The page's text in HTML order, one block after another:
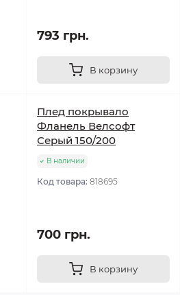
793 грн.
В корзину
Плед покрывало
Фланель Велсофт
Серый 150/200
В наличии
Код товара: 818695
700 грн.
В корзину